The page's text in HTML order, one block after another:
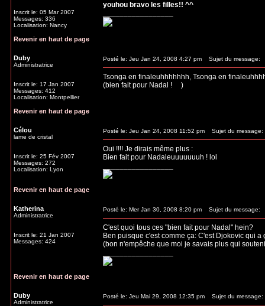
Inscrit le: 05 Mar 2007
Messages: 336
Localisation: Nancy
youhou bravo les filles!! ^^
Revenir en haut de page
Duby
Administratrice
Inscrit le: 17 Jan 2007
Messages: 412
Localisation: Montpellier
Posté le: Jeu Jan 24, 2008 4:27 pm Sujet du message:
Tsonga en finaleuhhhhhhh, Tsonga en
(bien fait pour Nadal !
)
Revenir en haut de page
Célou
lame de cristal
Inscrit le: 25 Fév 2007
Messages: 272
Localisation: Lyon
Posté le: Jeu Jan 24, 2008 11:52 pm Sujet du message:
Oui !!!! Je dirais même plus :
Bien fait pour Nadaleuuuuuuuh ! lol
Revenir en haut de page
Katherina
Administratrice
Inscrit le: 21 Jan 2007
Messages: 424
Posté le: Mer Jan 30, 2008 8:20 pm Sujet du message:
C'est quoi tous ces "bien fait pour Nadal" hein?
Ben puisque c'est comme ça: C'est Djokovic qui
(bon n'empêche que moi je savais plus qui
Revenir en haut de page
Duby
Administratrice
Posté le: Jeu Mai 29, 2008 12:35 pm Sujet du message: